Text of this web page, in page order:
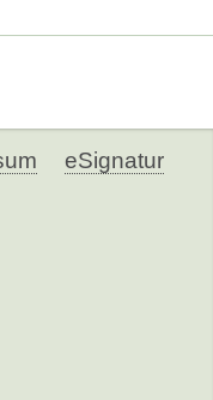
eSignatur